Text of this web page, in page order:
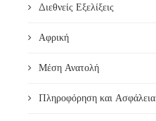
Διεθνείς Εξελίξεις
Αφρική
Μέση Ανατολή
Πληροφόρηση και Ασφάλεια